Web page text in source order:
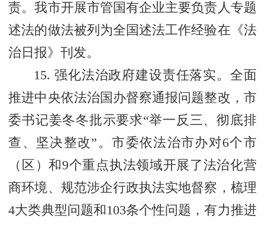
责。我市开展市管国有企业主要负责人专题
述法的做法被列为全国述法工作经验在《法
治日报》刊发。
15. 强化法治政府建设责任落实。全面
推进中央依法治国办督察通报问题整改，市
委书记姜冬冬批示要求“举一反三、彻底排
查、坚决整改”。市委依法治市办对6个市
（区）和9个重点执法领域开展了法治化营
商环境、规范涉企行政执法实地督察，梳理
4大类典型问题和103条个性问题，有力推进